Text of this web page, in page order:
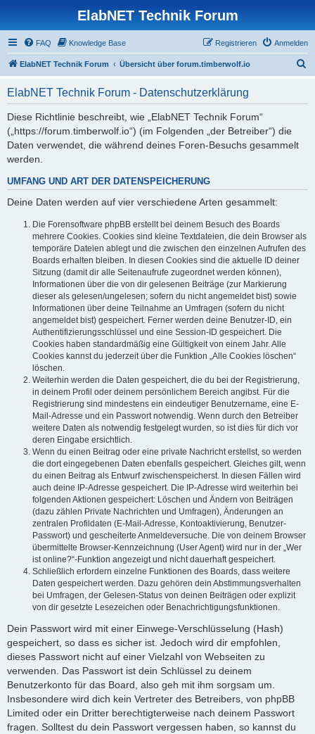
ElabNET Technik Forum
FAQ Knowledge Base Anmelden
Registrieren
ElabNET Technik Forum Übersicht über forum.timberwolf.io
ElabNET Technik Forum - Datenschutzerklärung
Diese Richtlinie beschreibt, wie „ElabNET Technik Forum“
(„https://forum.timberwolf.io“) (im Folgenden „der Betreiber“) die
Daten verwendet, die während deines Foren-Besuchs gesammelt
werden.
UMFANG UND ART DER DATENSPEICHERUNG
Deine Daten werden auf vier verschiedene Arten gesammelt:
Die Forensoftware phpBB erstellt bei deinem Besuch des Boards
mehrere Cookies. Cookies sind kleine Textdateien, die dein Browser als
temporäre Dateien ablegt und die zwischen den einzelnen Aufrufen des
Boards erhalten bleiben. In diesen Cookies sind die aktuelle ID deiner
Sitzung (damit dir alle Seitenaufrufe zugeordnet werden können),
Informationen über die von dir gelesenen Beiträge (zur Markierung
dieser als gelesen/ungelesen; sofern du nicht angemeldet bist) sowie
Informationen über deine Teilnahme an Umfragen (sofern du nicht
angemeldet bist) gespeichert. Ferner werden deine Benutzer-ID, ein
Authentifizierungsschlüssel und eine Session-ID gespeichert. Die
Cookies haben standardmäßig eine Gültigkeit von einem Jahr. Alle
Cookies kannst du jederzeit über die Funktion „Alle Cookies löschen“
löschen.
Weiterhin werden die Daten gespeichert, die du bei der Registrierung,
in deinem Profil oder deinem persönlichem Bereich angibst. Für die
Registrierung sind mindestens ein eindeutiger Benutzername, eine E-
Mail-Adresse und ein Passwort notwendig. Wenn durch den Betreiber
weitere Daten als notwendig festgelegt wurden, so ist dies für dich vor
deren Eingabe ersichtlich.
Wenn du einen Beitrag oder eine private Nachricht erstellst, so werden
die dort eingegebenen Daten ebenfalls gespeichert. Gleiches gilt, wenn
du einen Beitrag als Entwurf zwischenspeicherst. In diesen Fällen wird
auch deine IP-Adresse gespeichert. Die IP-Adresse wird weiterhin bei
folgenden Aktionen gespeichert: Löschen und Ändern von Beiträgen
(dazu zählen Private Nachrichten und Umfragen), Änderungen an
zentralen Profildaten (E-Mail-Adresse, Kontoaktivierung, Benutzer-
Passwort) und gescheiterte Anmeldeversuche. Die von deinem Browser
übermittelte Browser-Kennzeichnung (User Agent) wird nur in der „Wer
ist online?“-Funktion angezeigt und nicht dauerhaft gespeichert.
Schließlich erfordern einzelne Funktionen des Boards, dass weitere
Daten gespeichert werden. Dazu gehören dein Abstimmungsverhalten
bei Umfragen, der Gelesen-Status von deinen Beiträgen oder explizit
von dir gesetzte Lesezeichen oder Benachrichtigungsfunktionen.
Dein Passwort wird mit einer Einwege-Verschlüsselung (Hash)
gespeichert, so dass es sicher ist. Jedoch wird dir empfohlen,
dieses Passwort nicht auf einer Vielzahl von Webseiten zu
verwenden. Das Passwort ist dein Schlüssel zu deinem
Benutzerkonto für das Board, also geh mit ihm sorgsam um.
Insbesondere wird dich kein Vertreter des Betreibers, von phpBB
Limited oder ein Dritter berechtigterweise nach deinem Passwort
fragen. Solltest du dein Passwort vergessen haben, so kannst du